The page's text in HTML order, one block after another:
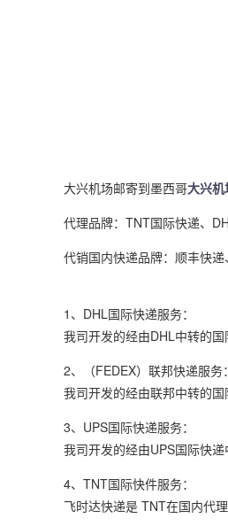
大兴机场邮寄到墨西哥大兴
代理品牌：TNT国际快递、
代销国内快递品牌：顺丰快
1、DHL国际快递服务：
我司开发的经由DHL中转的
2、（FEDEX）联邦快递服务：
我司开发的经由联邦中转的
3、UPS国际快递服务：
我司开发的经由UPS国际快
4、TNT国际快件服务：
飞时达快递是 TNT在国内代